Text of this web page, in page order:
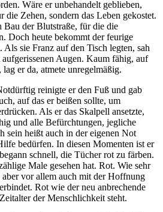
Wäre er unbehandelt geblieben,
die Zehen, sondern das Leben gekostet.
Bau der Blutstraße, für die die
Doch heute bekommt der feurige
Als sie Franz auf den Tisch legten, sah
Augen. Kaum fähig, auf
er da, atmete unregelmäßig.
reinigte er den Fuß und gab
auf das er beißen sollte, um
Als er das Skalpell ansetzte,
und alle Befürchtungen, jegliche
sein heißt auch in der eigenen Not
bedürfen. In diesen Momenten ist er
schnell, die Tücher rot zu färben.
Male gesehen hat. Rot. Wie sehr
vor allem auch mit der Hoffnung
Rot wie der neu anbrechende
der Menschlichkeit steht.